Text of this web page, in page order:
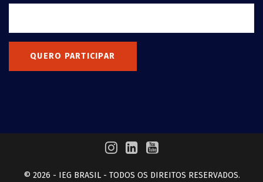
QUERO PARTICIPAR
© 2026 - IEG BRASIL - TODOS OS DIREITOS RESERVADOS.